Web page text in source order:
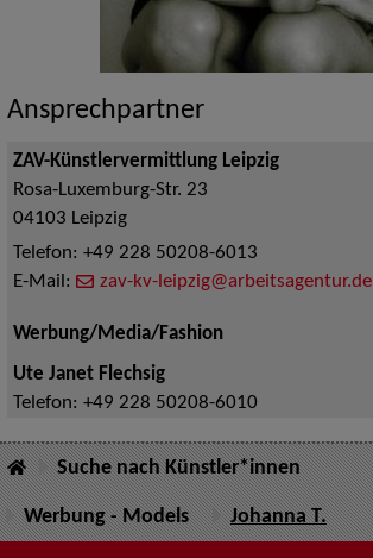
Ansprechpartner
ZAV-Künstlervermittlung Leipzig
Rosa-Luxemburg-Str. 23
04103 Leipzig
Telefon: +49 228 50208-6013
E-Mail:
zav-kv-leipzig@arbeitsagentur.de
Werbung/Media/Fashion
Ute Janet Flechsig
Telefon: +49 228 50208-6010
Suche nach Künstler*innen
Werbung - Models Johanna T.